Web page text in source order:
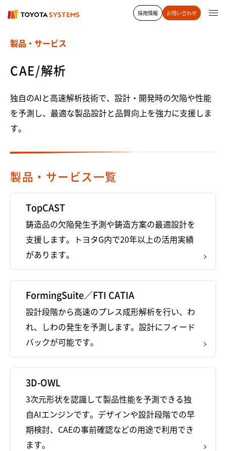
採用情報 お問い合わせ
製品・サービス
CAE/解析
独自のAIと高速解析技術で、設計・開発時の欠陥や性能
を予測し、最適な製品設計と品質向上を強力に支援しま
す。
製品・サービス一覧
TopCAST
鋳造品の欠陥発生予測や鋳造方案の最適設計を
支援します。トヨタG内で20年以上の活用実績
があります。
FormingSuite／FTI CATIA
設計段階から高速のプレス成形解析を行い、わ
れ、しわの発生を予測します。設計にフィード
バックが可能です。
3D-OWL
3次元形状を認識して製品性能を予測できる独
自AIエンジンです。デザインや設計段階での早
期検討、CAEの事前確認などの用途で利用でき
ます。